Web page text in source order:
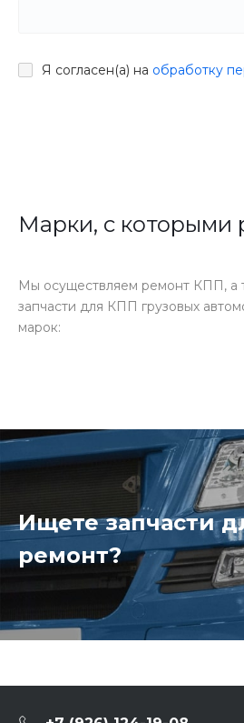
Я согласен(а) на обработку
Марки, с которыми
Мы осуществляем ремонт КПП, а
запчасти для КПП грузовых
марок:
Ищете запчасти
ремонт?